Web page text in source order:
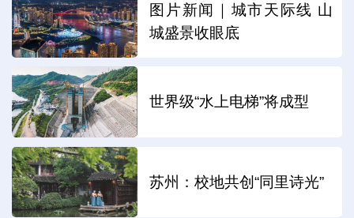
图片新闻｜城市天际线 山
城盛景收眼底
世界级“水上电梯”将成型
苏州：校地共创“同里诗光”